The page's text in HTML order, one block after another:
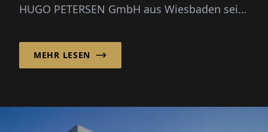
HUGO PETERSEN GmbH aus Wiesbaden seit
MEHR LESEN